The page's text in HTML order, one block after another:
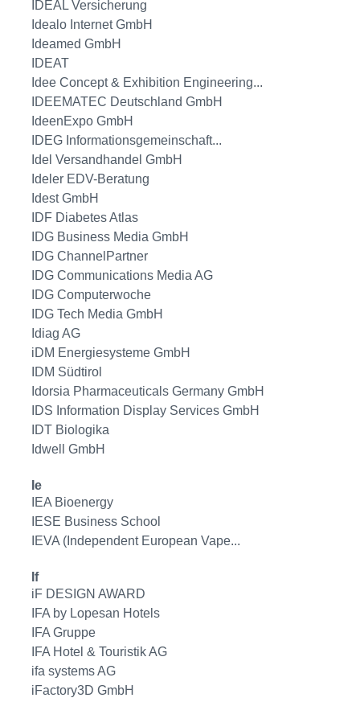
IDEAL Versicherung
Idealo Internet GmbH
Ideamed GmbH
IDEAT
Idee Concept & Exhibition Engineering...
IDEEMATEC Deutschland GmbH
IdeenExpo GmbH
IDEG Informationsgemeinschaft...
Idel Versandhandel GmbH
Ideler EDV-Beratung
Idest GmbH
IDF Diabetes Atlas
IDG Business Media GmbH
IDG ChannelPartner
IDG Communications Media AG
IDG Computerwoche
IDG Tech Media GmbH
Idiag AG
iDM Energiesysteme GmbH
IDM Südtirol
Idorsia Pharmaceuticals Germany GmbH
IDS Information Display Services GmbH
IDT Biologika
Idwell GmbH
Ie
IEA Bioenergy
IESE Business School
IEVA (Independent European Vape...
If
iF DESIGN AWARD
IFA by Lopesan Hotels
IFA Gruppe
IFA Hotel & Touristik AG
ifa systems AG
iFactory3D GmbH